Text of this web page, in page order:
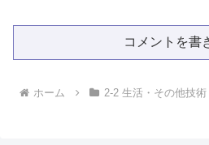
コメントを書
ホーム 2-2 生活・その他技術